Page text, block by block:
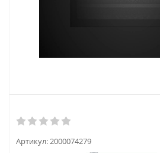
Артикул:2000074279